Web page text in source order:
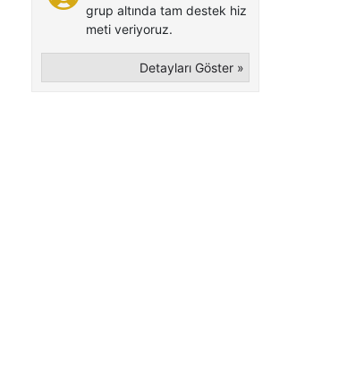
grup altında tam destek hiz
meti veriyoruz.
Detayları Göster »